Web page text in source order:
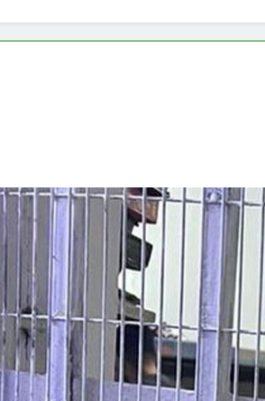
7 ساعات Ago
خلال الحرب الإيرانية–العراقية
والسياسيّة للأتفاق الإطاري
9 ساعات Ago